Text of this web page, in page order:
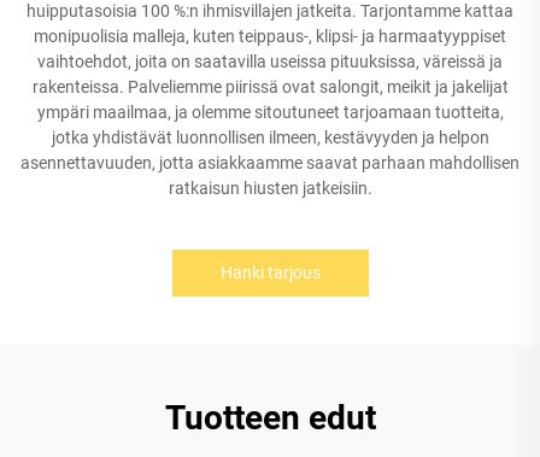
huipputasoisia 100 %:n ihmisvillajen jatkeita. Tarjontamme kattaa
monipuolisia malleja, kuten teippaus-, klipsi- ja harmaatyyppiset
vaihtoehdot, joita on saatavilla useissa pituuksissa, väreissä ja
rakenteissa. Palveliemme piirissä ovat salongit, meikit ja jakelijat
ympäri maailmaa, ja olemme sitoutuneet tarjoamaan tuotteita,
jotka yhdistävät luonnollisen ilmeen, kestävyyden ja helpon
asennettavuuden, jotta asiakkaamme saavat parhaan mahdollisen
ratkaisun hiusten jatkeisiin.
Hanki tarjous
Tuotteen edut